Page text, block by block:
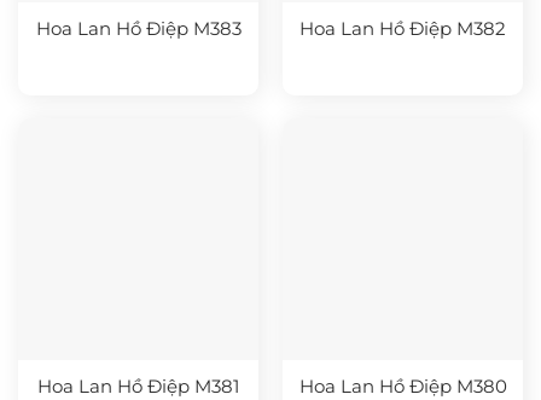
Hoa Lan Hồ Điệp M383 Hoa Lan Hồ Điệp M382
Hoa Lan Hồ Điệp M381 Hoa Lan Hồ Điệp M380